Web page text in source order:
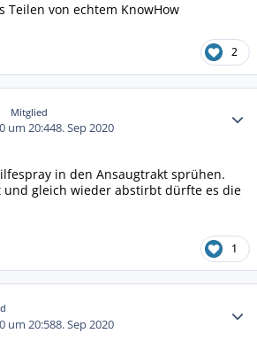
Teilen von echtem KnowHow
2
Mitglied
um 20:448. Sep 2020
in den Ansaugtrakt sprühen.
und gleich wieder abstirbt dürfte es die
1
um 20:588. Sep 2020